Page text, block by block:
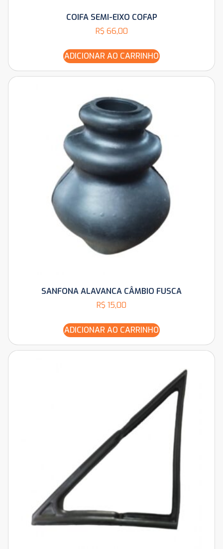
COIFA SEMI-EIXO COFAP
R$ 66,00
ADICIONAR AO CARRINHO
SANFONA ALAVANCA CÂMBIO FUSCA
R$ 15,00
ADICIONAR AO CARRINHO